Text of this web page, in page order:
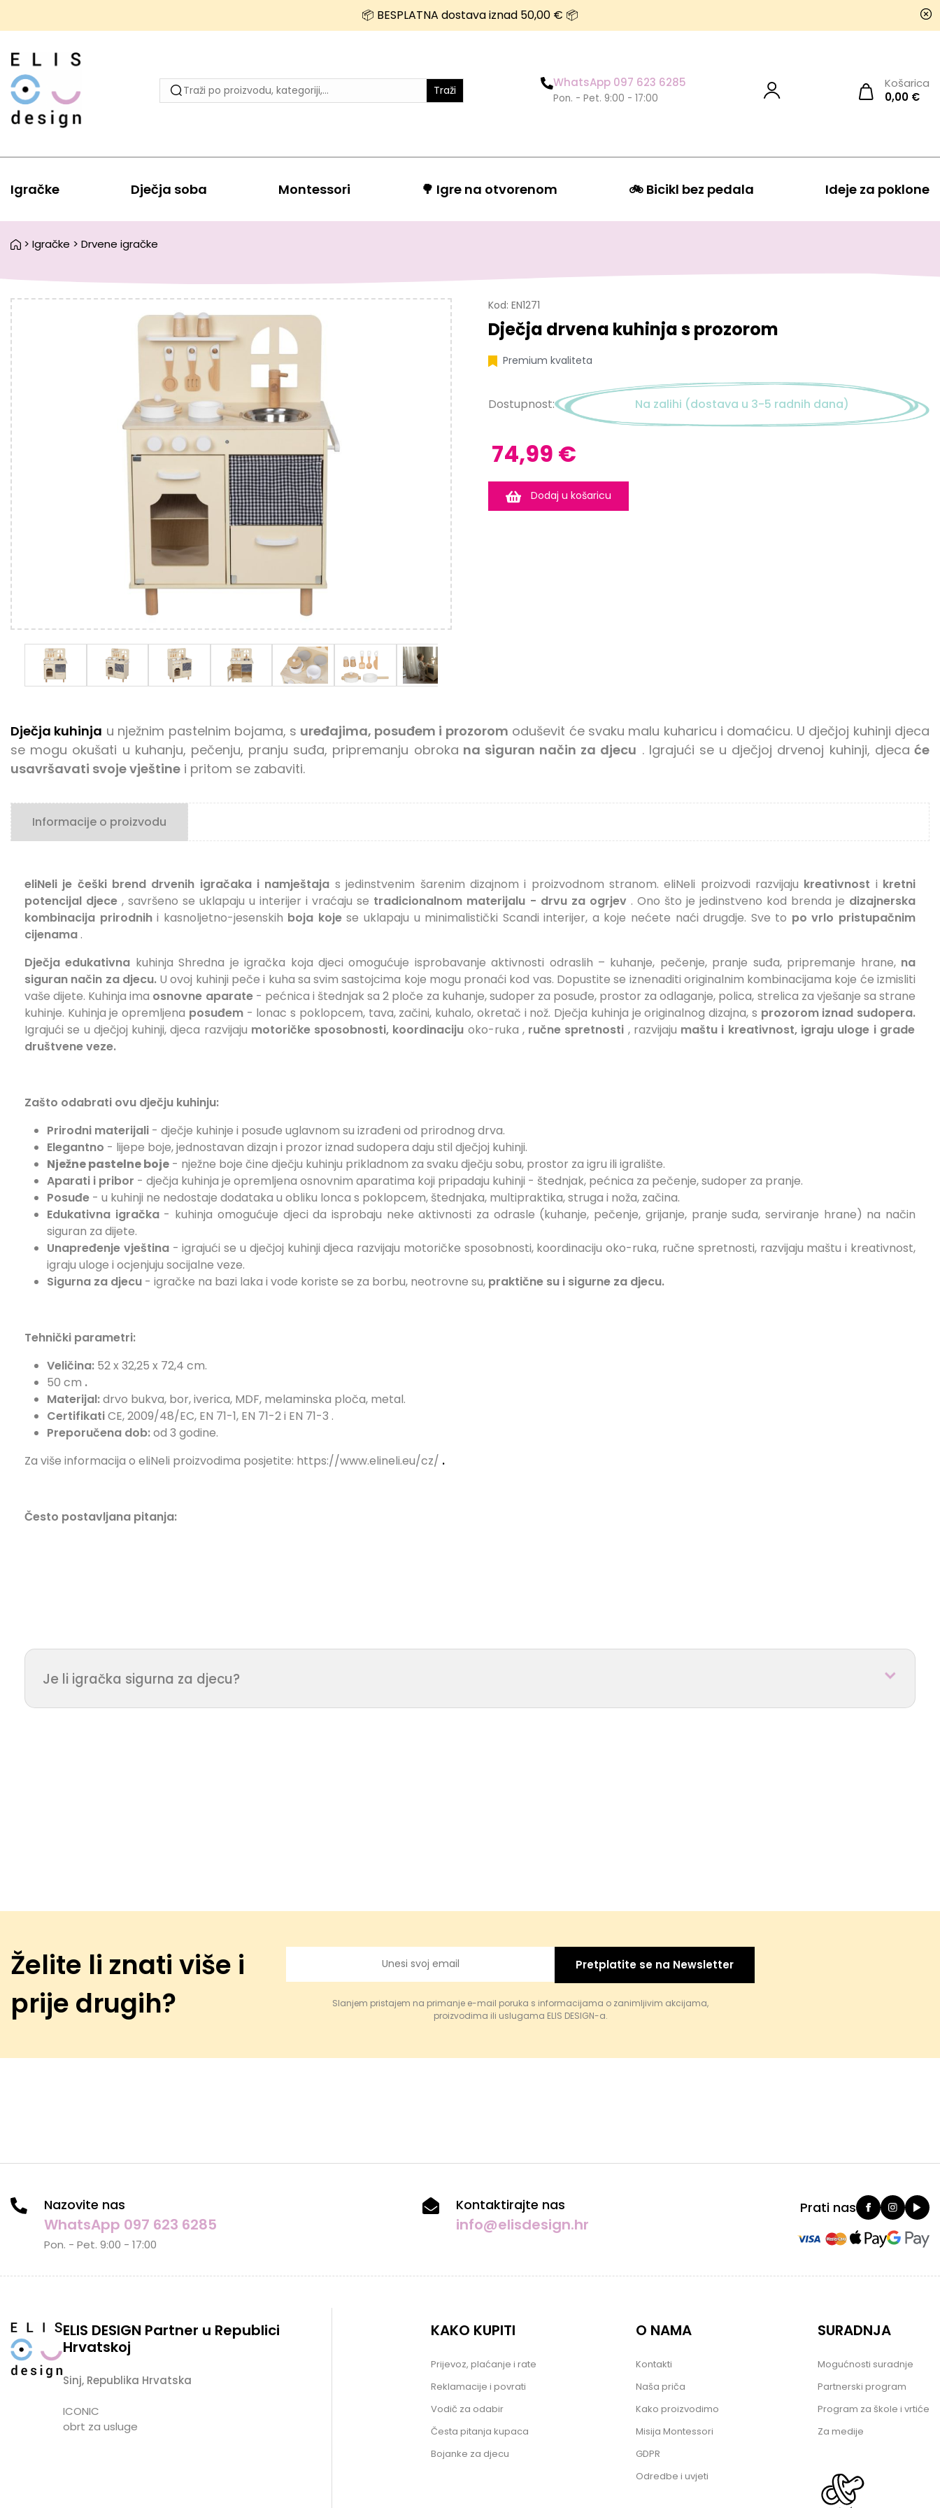
📦 BESPLATNA dostava iznad 50,00 € 📦
Traži
WhatsApp 097 623 6285
Pon. - Pet. 9:00 - 17:00
Košarica
0,00 €
Igračke Dječja soba Montessori 🌳 Igre na otvorenom 🚲 Bicikl bez pedala Ideje za poklone
> Igračke > Drvene igračke
Kod:EN1271
Dječja drvena kuhinja s prozorom
Premium kvaliteta
Dostupnost: Na zalihi (dostava u 3-5 radnih dana)
74,99 €
Dodaj u košaricu
Dječja kuhinja u nježnim pastelnim bojama, s uređajima, posuđem i prozorom oduševit će svaku malu kuharicu i domaćicu. U dječjoj kuhinji djeca
se mogu okušati u kuhanju, pečenju, pranju suđa, pripremanju obroka na siguran način za djecu . Igrajući se u dječjoj drvenoj kuhinji, djeca će
usavršavati svoje vještine i pritom se zabaviti.
Informacije o proizvodu
eliNeli je češki brend drvenih igračaka i namještaja s jedinstvenim šarenim dizajnom i proizvodnom stranom. eliNeli proizvodi razvijaju kreativnost i kretni
potencijal djece , savršeno se uklapaju u interijer i vraćaju se tradicionalnom materijalu - drvu za ogrjev. Ono što je jedinstveno kod brenda je dizajnerska
kombinacija prirodnihi kasnoljetno-jesenskih boja kojese uklapaju u minimalistički Scandi interijer, a koje nećete naći drugdje. Sve to po vrlo pristupačnim
cijenama .
Dječjaedukativna kuhinja Shredna je igračka koja djeci omogućuje isprobavanje aktivnosti odraslih – kuhanje, pečenje, pranje suđa, pripremanje hrane, na
siguran način za djecu.U ovoj kuhinji peče i kuha sa svim sastojcima koje mogu pronaći kod vas. Dopustite se iznenaditi originalnim kombinacijama koje će izmisliti
vaše dijete. Kuhinja ima osnovne aparate- pećnica i štednjak sa 2 ploče za kuhanje, sudoper za posuđe, prostor za odlaganje, polica, strelica za vješanje sa strane
kuhinje. Kuhinja je opremljena posuđem- lonac s poklopcem, tava, začini, kuhalo, okretač i nož. Dječja kuhinja je originalnog dizajna, s prozorom iznad sudopera.
Igrajući se u dječjoj kuhinji, djeca razvijaju motoričke sposobnosti, koordinaciju oko-ruka , ručne spretnosti , razvijaju maštu i kreativnost, igraju uloge i grade
društvene veze.
Zašto odabrati ovu dječju kuhinju:
Prirodni materijali - dječje kuhinje i posuđe uglavnom su izrađeni od prirodnog drva.
Elegantno - lijepe boje, jednostavan dizajn i prozor iznad sudopera daju stil dječjoj kuhinji.
Nježne pastelne boje - nježne boje čine dječju kuhinju prikladnom za svaku dječju sobu, prostor za igru ​​ili igralište.
Aparati i pribor - dječja kuhinja je opremljena osnovnim aparatima koji pripadaju kuhinji - štednjak, pećnica za pečenje, sudoper za pranje.
Posuđe - u kuhinji ne nedostaje dodataka u obliku lonca s poklopcem, štednjaka, multipraktika, struga i noža, začina.
Edukativna igračka- kuhinja omogućuje djeci da isprobaju neke aktivnosti za odrasle (kuhanje, pečenje, grijanje, pranje suđa, serviranje hrane) na način
siguran za dijete.
Unapređenje vještina- igrajući se u dječjoj kuhinji djeca razvijaju motoričke sposobnosti, koordinaciju oko-ruka, ručne spretnosti, razvijaju maštu i kreativnost,
igraju uloge i ocjenjuju socijalne veze.
Sigurna za djecu - igračke na bazi laka i vode koriste se za borbu, neotrovne su, praktične su i sigurne za djecu.
Tehnički parametri:
Veličina: 52 x 32,25 x 72,4 cm.
50 cm .
Materijal:drvo bukva, bor, iverica, MDF, melaminska ploča, metal.
CertifikatiCE, 2009/48/EC, EN 71-1, EN 71-2 i EN 71-3 .
Preporučena dob:od 3 godine.
Za više informacija o eliNeli proizvodima posjetite: https://www.elineli.eu/cz/ .
Često postavljana pitanja:
Je li igračka sigurna za djecu?
Želite li znati više i
prije drugih?
Pretplatite se na Newsletter
Slanjem pristajem na primanje e-mail poruka s informacijama o zanimljivim akcijama,
proizvodima ili uslugama ELIS DESIGN-a.
Nazovite nas
WhatsApp 097 623 6285
Pon. - Pet. 9:00 - 17:00
Kontaktirajte nas
info@elisdesign.hr
Prati nas
ELIS DESIGN Partner u Republici
Hrvatskoj
Sinj, Republika Hrvatska
ICONIC
obrt za usluge
KAKO KUPITI
Prijevoz, plaćanje i rate
Reklamacije i povrati
Vodič za odabir
Česta pitanja kupaca
Bojanke za djecu
O NAMA
Kontakti
Naša priča
Kako proizvodimo
Misija Montessori
GDPR
Odredbe i uvjeti
SURADNJA
Mogućnosti suradnje
Partnerski program
Program za škole i vrtiće
Za medije